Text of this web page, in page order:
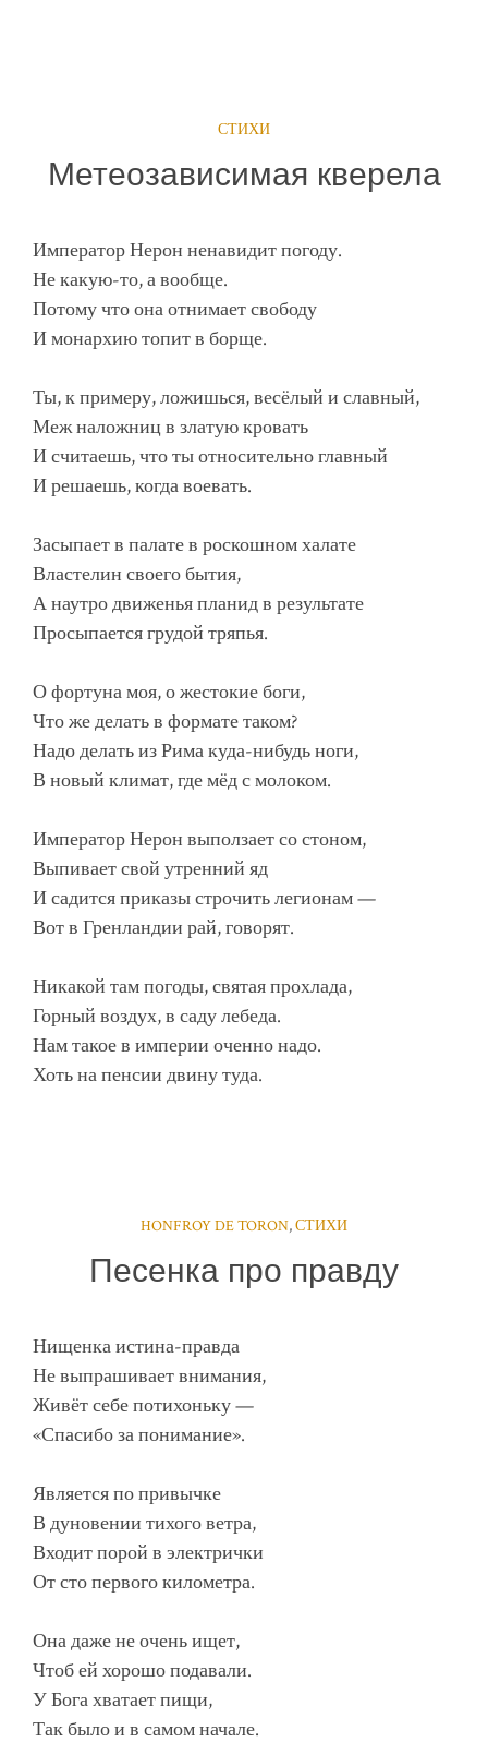
СТИХИ
Метеозависимая кверела
Император Нерон ненавидит погоду.
Не какую-то, а вообще.
Потому что она отнимает свободу
И монархию топит в борще.
Ты, к примеру, ложишься, весёлый и славный,
Меж наложниц в златую кровать
И считаешь, что ты относительно главный
И решаешь, когда воевать.
Засыпает в палате в роскошном халате
Властелин своего бытия,
А наутро движенья планид в результате
Просыпается грудой тряпья.
О фортуна моя, о жестокие боги,
Что же делать в формате таком?
Надо делать из Рима куда-нибудь ноги,
В новый климат, где мёд с молоком.
Император Нерон выползает со стоном,
Выпивает свой утренний яд
И садится приказы строчить легионам —
Вот в Гренландии рай, говорят.
Никакой там погоды, святая прохлада,
Горный воздух, в саду лебеда.
Нам такое в империи оченно надо.
Хоть на пенсии двину туда.
HONFROY DE TORON,СТИХИ
Песенка про правду
Нищенка истина-правда
Не выпрашивает внимания,
Живёт себе потихоньку —
«Спасибо за понимание».
Является по привычке
В дуновении тихого ветра,
Входит порой в электрички
От сто первого километра.
Она даже не очень ищет,
Чтоб ей хорошо подавали.
У Бога хватает пищи,
Так было и в самом начале.